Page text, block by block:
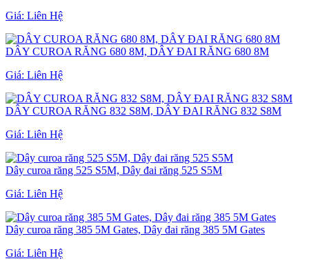
Giá: Liên Hệ
DÂY CUROA RĂNG 680 8M, DÂY ĐAI RĂNG 680 8M
Giá: Liên Hệ
DÂY CUROA RĂNG 832 S8M, DÂY ĐAI RĂNG 832 S8M
Giá: Liên Hệ
Dây curoa răng 525 S5M, Dây đai răng 525 S5M
Giá: Liên Hệ
Dây curoa răng 385 5M Gates, Dây đai răng 385 5M Gates
Giá: Liên Hệ